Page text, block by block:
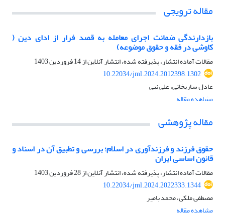
مقاله ترویجی
بازدارندگی ضمانت اجرای معامله به قصد فرار از ادای دین (
کاوشی در فقه و حقوق موضوعه)
مقالات آماده انتشار، پذیرفته شده، انتشار آنلاین از14 فروردین 1403
10.22034/jml.2024.2012398.1302
عادل ساریخانی، علی نبی
مشاهده مقاله
مقاله پژوهشی
حقوق فرزند و فرزندآوری در اسلام؛ بررسی و تطبیق آن در اسناد و
قانون اساسی ایران
مقالات آماده انتشار، پذیرفته شده، انتشار آنلاین از28 فروردین 1403
10.22034/jml.2024.2022333.1344
مصطفی ملکی، محمد بامیر
مشاهده مقاله